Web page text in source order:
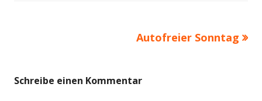
BeitragsnavigationNächster
Autofreier Sonntag
Schreibe einen Kommentar